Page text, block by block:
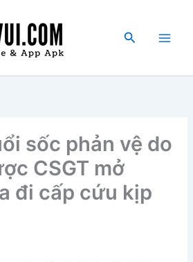
Tìm
sốc phản vệ do
CSGT mở
đi cấp cứu kịp